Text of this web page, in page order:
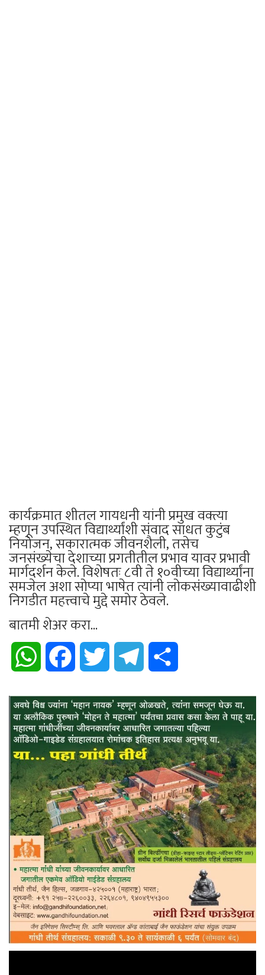
कार्यक्रमात शीतल गायधनी यांनी प्रमुख वक्त्या
म्हणून उपस्थित विद्यार्थ्यांशी संवाद साधत कुटुंब
नियोजन, सकारात्मक जीवनशैली, तसेच
जनसंख्येचा देशाच्या प्रगतीतील प्रभाव यावर प्रभावी
मार्गदर्शन केले. विशेषतः ८वी ते १०वीच्या विद्यार्थ्यांना
समजेल अशा सोप्या भाषेत त्यांनी लोकसंख्यावाढीशी
निगडीत महत्त्वाचे मुद्दे समोर ठेवले.
बातमी शेअर करा...
WhatsApp Facebook Twitter Telegram